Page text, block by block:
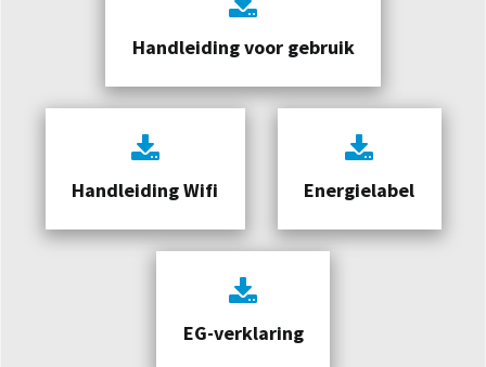
Handleiding voor gebruik
Handleiding Wifi Energielabel
EG-verklaring